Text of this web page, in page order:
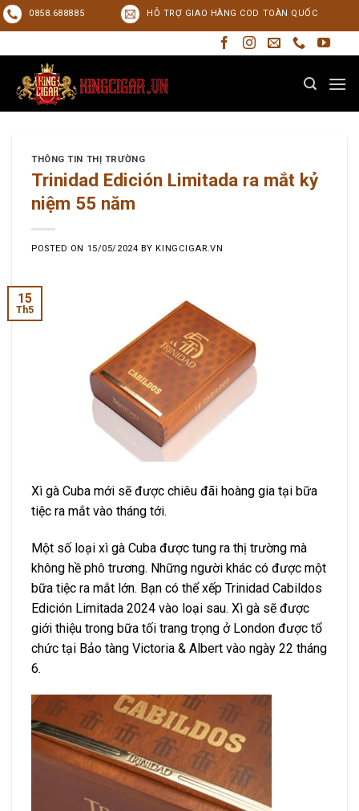
Skip
to
0858.688885 HỖ TRỢ GIAO HÀNG COD TOÀN QUỐC
THÔNG TIN THỊ TRƯỜNG
Trinidad Edición Limitada ra mắt kỷ
niệm 55 năm
POSTED ON 15/05/2024 BYKINGCIGAR.VN
15
Th5
Xì gà Cuba mới sẽ được chiêu đãi hoàng gia tại bữa
tiệc ra mắt vào tháng tới.
Một số loại xì gà Cuba được tung ra thị trường mà
không hề phô trương. Những người khác có được một
bữa tiệc ra mắt lớn. Bạn có thể xếp Trinidad Cabildos
Edición Limitada 2024 vào loại sau. Xì gà sẽ được
giới thiệu trong bữa tối trang trọng ở London được tổ
chức tại Bảo tàng Victoria & Albert vào ngày 22 tháng
6.